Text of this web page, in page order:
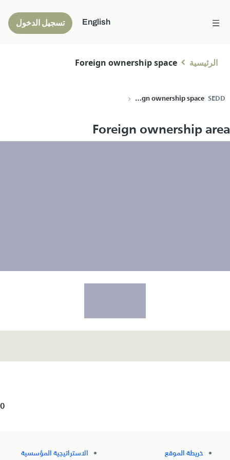
English تسجيل الدخول
الرئيسية Foreign ownership space
SEDD
Foreign ownership space
Foreign ownership area
0
خريطة الموقع الاستراتيجية المؤسسية